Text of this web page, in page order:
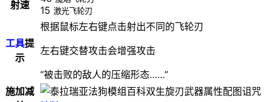
射速 15 激光飞轮刃
工具提
示
根据鼠标左右键点击射出不同的飞轮刃
左右键交替攻击会增强攻击
“被击败的敌人的压缩形态……”
施加减
诅咒